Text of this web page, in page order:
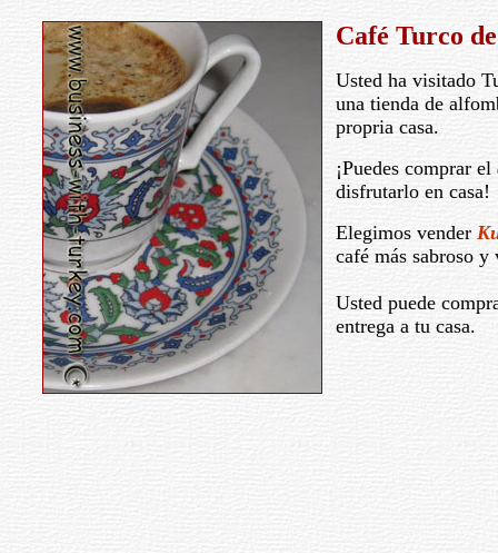
Café Turco
Usted ha visitado
una tienda de
propria casa.
¡Puedes comprar el
disfrutarlo en casa!
Elegimos vender
café más sabroso
Usted puede
entrega a tu casa.